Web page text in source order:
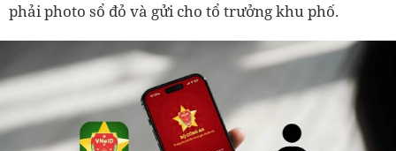
phải photo sổ đỏ và gửi cho tổ trưởng khu phố.